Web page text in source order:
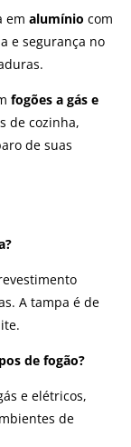
em alumínio com
e segurança no
fogões a gás e
de cozinha,
de suas
A tampa é de
de fogão?
e elétricos,
de